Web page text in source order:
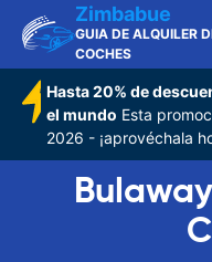
Zimbabue
GUIA DE ALQUILER
COCHES
Hasta 20% de
el mundo Esta
2026 - ¡aprovéchala